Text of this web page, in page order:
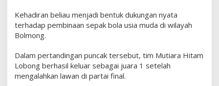
r
i
n
d
F
Kehadiran beliau menjadi bentuk dukungan nyata
terhadap pembinaan sepak bola usia muda di wilayah
Bolmong.
Dalam pertandingan puncak tersebut, tim Mutiara Hitam
Lobong berhasil keluar sebagai juara 1 setelah
mengalahkan lawan di partai final.